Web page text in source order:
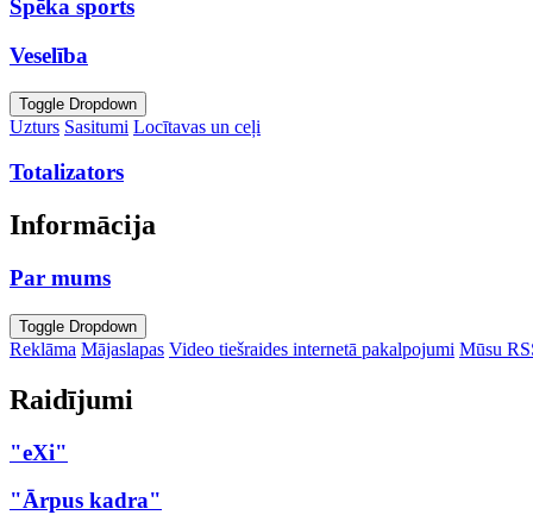
Spēka sports
Veselība
Toggle Dropdown
Uzturs Sasitumi Locītavas un ceļi
Totalizators
Informācija
Par mums
Toggle Dropdown
Reklāma Mājaslapas Video tiešraides internetā pakalpojumi Mūsu
Raidījumi
"eXi"
"Ārpus kadra"